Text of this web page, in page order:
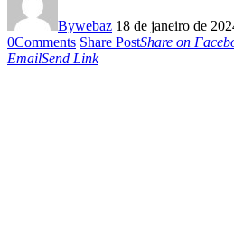
Bywebaz 18 de janeiro de
0Comments Share PostShare on
EmailSend Link